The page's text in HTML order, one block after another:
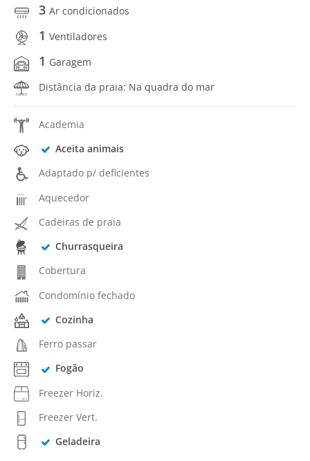
3 Ar condicionados
1 Ventiladores
1 Garagem
Distância da praia: Na quadra do mar
Academia
Aceita animais
Adaptado p/ deficientes
Aquecedor
Cadeiras de praia
Churrasqueira
Cobertura
Condomínio fechado
Cozinha
Ferro passar
Fogão
Freezer Horiz.
Freezer Vert.
Geladeira